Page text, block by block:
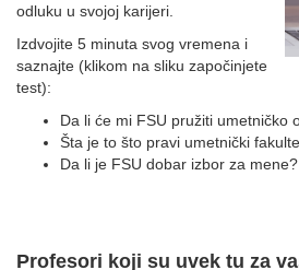
odluku u svojoj karijeri.
Izdvojite 5 minuta svog vremena i
saznajte (klikom na sliku započinjete
test):
Da li će mi FSU pružiti umetničko
Šta je to što pravi umetnički
Da li je FSU dobar izbor za mene?
Profesori koji su uvek tu za